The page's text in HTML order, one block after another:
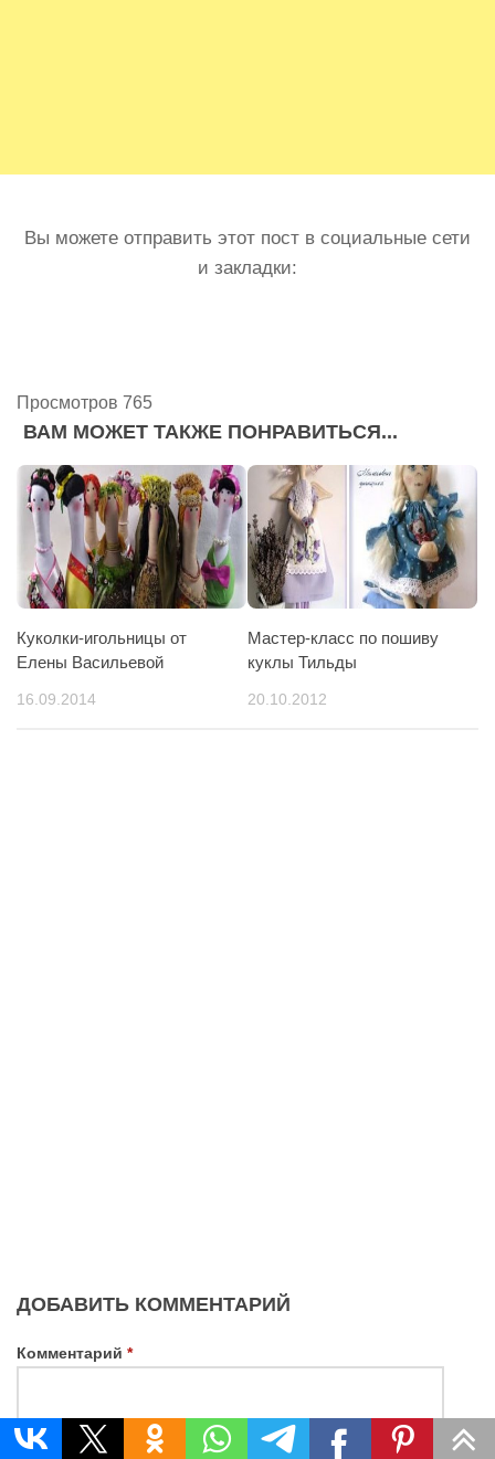
Вы можете отправить этот пост в социальные сети
и закладки:
Просмотров 765
ВАМ МОЖЕТ ТАКЖЕ ПОНРАВИТЬСЯ...
Куколки-игольницы от
Елены Васильевой
16.09.2014
Мастер-класс по пошиву
куклы Тильды
20.10.2012
ДОБАВИТЬ КОММЕНТАРИЙ
Комментарий *